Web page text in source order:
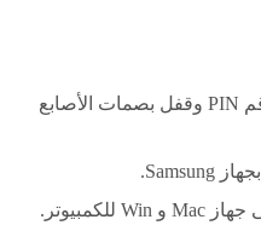
فتح كلمة المرور والنمط ورقم PIN وقفل بصمات الأصابع